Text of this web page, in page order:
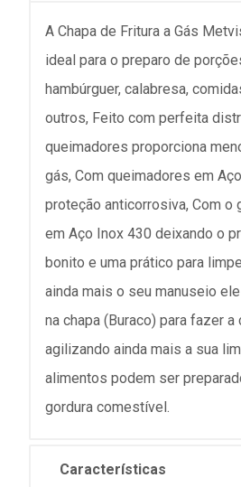
A Chapa de Fritura a Gás
ideal para o preparo de
hambúrguer, calabresa,
outros, Feito com perfeita
queimadores proporciona
gás, Com queimadores em
proteção anticorrosiva, Com o
em Aço Inox 430 deixando o
bonito e uma prático para
ainda mais o seu manuseio
na chapa (Buraco) para fazer
agilizando ainda mais a sua
alimentos podem ser
gordura comestível.
Características